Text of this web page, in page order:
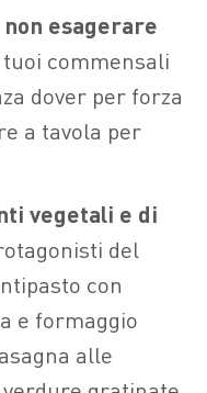
non esagerare
commensali
dover per forza
a tavola per
vegetali e di
del
con
e formaggio
alle